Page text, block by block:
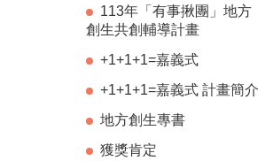
113年「有事揪團」地方
創生共創輔導計畫
+1+1+1=嘉義式
+1+1+1=嘉義式 計畫簡介
地方創生專書
獲獎肯定